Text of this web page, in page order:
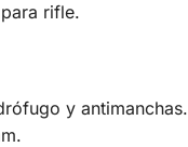
rifle.
y antimanchas.